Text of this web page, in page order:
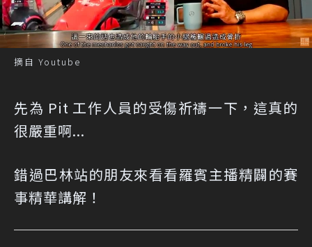
摘自 Youtube
先為 Pit 工作人員的受傷祈禱一下，這真的
很嚴重啊...
錯過巴林站的朋友來看看羅賓主播精闢的賽
事精華講解！